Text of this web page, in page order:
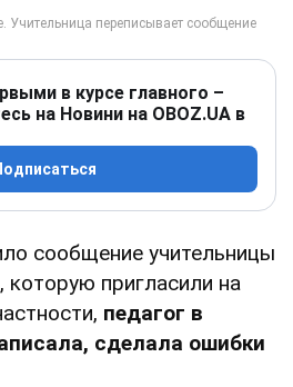
в курсе главного –
на Новини на OBOZ.UA в
сообщение учительницы
которую пригласили на
педагог в
сделала ошибки